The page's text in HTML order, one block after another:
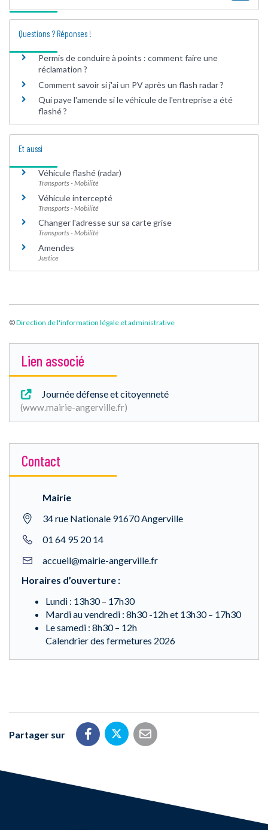
Questions ? Réponses !
Permis de conduire à points : comment faire une
réclamation ?
Comment savoir si j'ai un PV après un flash radar ?
Qui paye l'amende si le véhicule de l'entreprise a été
flashé ?
Et aussi
Véhicule flashé (radar)
Transports - Mobilité
Véhicule intercepté
Transports - Mobilité
Changer l'adresse sur sa carte grise
Transports - Mobilité
Amendes
Justice
©Direction de l'information légale et administrative
Lien associé
Journée défense et citoyenneté
www.mairie-angerville.fr
Contact
Mairie
34 rue Nationale 91670 Angerville
01 64 95 20 14
accueil@mairie-angerville.fr
Horaires d’ouverture :
Lundi : 13h30 – 17h30
Mardi au vendredi : 8h30 -12h et 13h30 – 17h30
Le samedi : 8h30 – 12h
Calendrier des fermetures 2026
Partager sur Partager sur Facebook
Partager sur Twitter
Partager par email